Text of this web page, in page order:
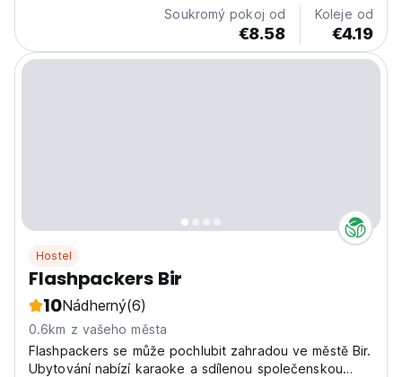
Soukromý pokoj od
€8.58
Koleje od
€4.19
Hostel
Flashpackers Bir
10Nádherný(6)
0.6km z vašeho města
Flashpackers se může pochlubit zahradou ve městě Bir.
Ubytování nabízí karaoke a sdílenou společenskou